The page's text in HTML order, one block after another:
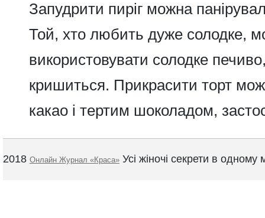
Запудрити пиріг можна
Той, хто любить дуже солодке,
використовувати солодке
кришиться. Прикрасити торт
какао і тертим шоколадом,
2018 Онлайн Журнал «Краса»Усі жіночі секрети в одному